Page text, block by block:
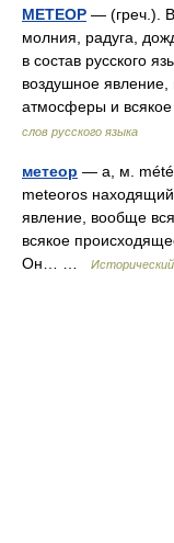
МЕТЕОР — (греч.).
молния, радуга,
в состав русского
воздушное
атмосферы и
слов русского языка
метеор — а, м.
meteoros
явление, вообще
всякое
Он… …
Исторический